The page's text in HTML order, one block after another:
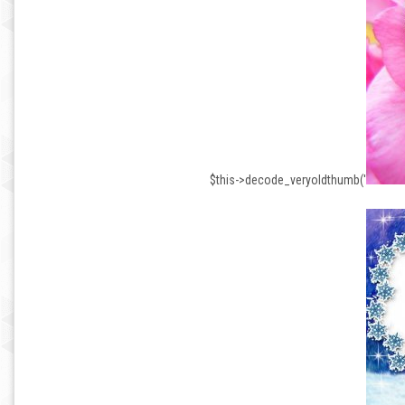
$this->decode_veryoldthumb('